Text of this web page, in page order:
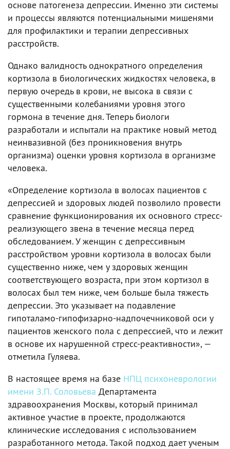
основе патогенеза депрессии. Именно эти системы
и процессы являются потенциальными мишенями
для профилактики и терапии депрессивных
расстройств.
Однако валидность однократного определения
кортизола в биологических жидкостях человека, в
первую очередь в крови, не высока в связи с
существенными колебаниями уровня этого
гормона в течение дня. Теперь биологи
разработали и испытали на практике новый метод
неинвазивной (без проникновения внутрь
организма) оценки уровня кортизола в организме
человека.
«Определение кортизола в волосах пациентов с
депрессией и здоровых людей позволило провести
сравнение функционирования их основного стресс-
реализующего звена в течение месяца перед
обследованием. У женщин с депрессивным
расстройством уровни кортизола в волосах были
существенно ниже, чем у здоровых женщин
соответствующего возраста, при этом кортизол в
волосах был тем ниже, чем больше была тяжесть
депрессии. Это указывает на подавление
гипоталамо-гипофизарно-надпочечниковой оси у
пациентов женского пола с депрессией, что и лежит
в основе их нарушенной стресс-реактивности», —
отметила Гуляева.
В настоящее время на базе НПЦ психоневрологии
имени З.П. Соловьева Департамента
здравоохранения Москвы, который принимал
активное участие в проекте, продолжаются
клинические исследования с использованием
разработанного метода. Такой подход дает ученым